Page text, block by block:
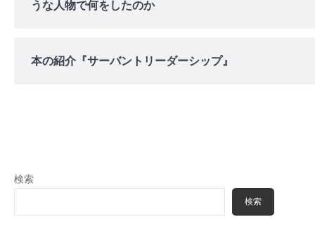
うな人物で何をしたのか
本の紹介『サーバントリーダーシップ』
検索
検索